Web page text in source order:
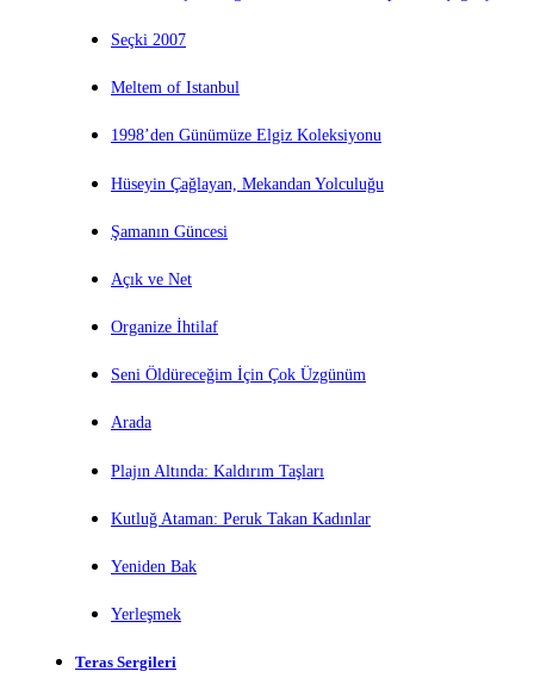
Seçki 2007
Meltem of Istanbul
1998’den Günümüze Elgiz Koleksiyonu
Hüseyin Çağlayan, Mekandan Yolculuğu
Şamanın Güncesi
Açık ve Net
Organize İhtilaf
Seni Öldüreceğim İçin Çok Üzgünüm
Arada
Plajın Altında: Kaldırım Taşları
Kutluğ Ataman: Peruk Takan Kadınlar
Yeniden Bak
Yerleşmek
Teras Sergileri